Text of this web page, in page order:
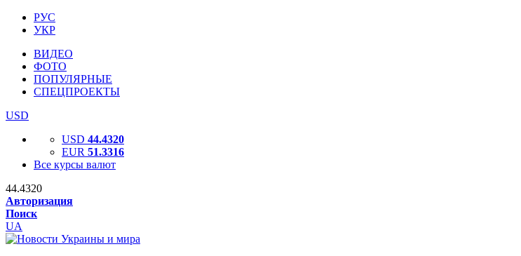
РУС
УКР
ВИДЕО
ФОТО
ПОПУЛЯРНЫЕ
СПЕЦПРОЕКТЫ
USD
USD 44.4320
EUR 51.3316
Все курсы валют
44.4320
Авторизация
Поиск
UA